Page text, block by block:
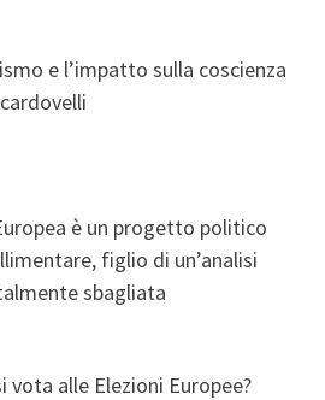
e l’impatto sulla coscienza
è un progetto politico
figlio di un’analisi
sbagliata
vota alle Elezioni Europee?